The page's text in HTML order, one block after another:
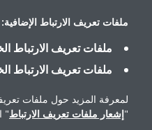
حول دايكن
ملفات تعريف الارتباط الإضافية:
ملفات تعريف الارتباط
ملفات تعريف الارتباط
لمعرفة المزيد حول ملفات تعريف
إشعار ملفات تعريف الارتباط"